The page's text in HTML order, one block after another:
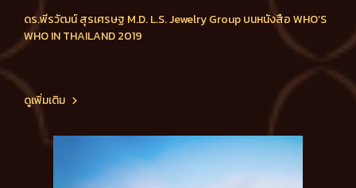
ดร.พีรวัฒน์ สุรเศรษฐ M.D. L.S. Jewelry Group บนหนังสือ WHO’S
WHO IN THAILAND 2019
ดูเพิ่มเติม